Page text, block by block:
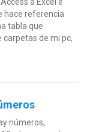
a Excel e
hace referencia
tabla que
carpetas de mi pc,
números,